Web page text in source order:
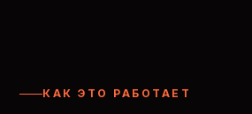
КАК ЭТО РАБОТАЕТ